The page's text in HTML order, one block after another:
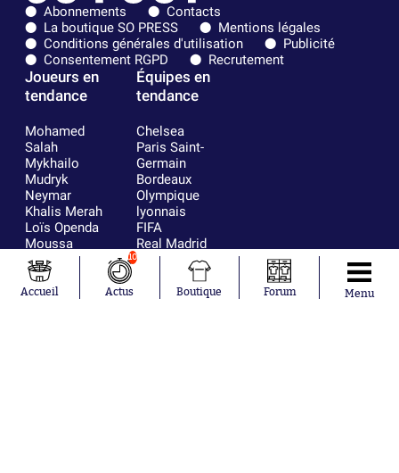
Abonnements
Contacts
La boutique SO PRESS
Mentions légales
Conditions générales d'utilisation
Publicité
Consentement RGPD
Recrutement
Joueurs en
tendance
Mohamed
Salah
Mykhailo
Mudryk
Neymar
Khalis Merah
Loïs Openda
Moussa
Niakhaté
Nicolás
Tagliafico
Équipes en
tendance
Chelsea
Paris Saint-
Germain
Bordeaux
Olympique
lyonnais
FIFA
Real Madrid
RC Strasbourg
AC Milan
Accueil
10
Actus Boutique Forum Menu